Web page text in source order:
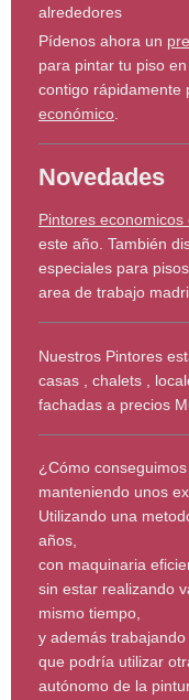
alrededores
Pídenos ahora un
para pintar tu piso
contigo rápidamente
económico
Novedades
Pintores economicos
este año. También
especiales para
area de trabajo
Nuestros Pintores
casas , chalets ,
fachadas a precios
¿Cómo
manteniendo unos
Utilizando una
años,
con maquinaria
sin estar realizando
mismo tiempo,
y además
que podría utilizar
autónomo de la